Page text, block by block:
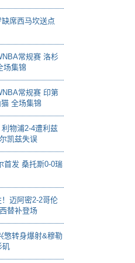
席西马坎送点
常规赛 洛杉
场集锦
常规赛 印第
全场集锦
物浦2-4遭利兹
凯兹失误
首发 桑托斯0-0瑞
迈阿密2-2哥伦
替补登场
慜转身爆射&穆勒
矶